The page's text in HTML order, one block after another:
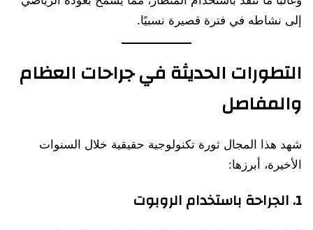
إلى نشاطه في فترة قصيرة نسبيًا.
التطورات الحديثة في جراحات العظام
والمفاصل
شهد هذا المجال ثورة تكنولوجية حقيقية خلال السنوات
الأخيرة، أبرزها:
1. الجراحة باستخدام الروبوت